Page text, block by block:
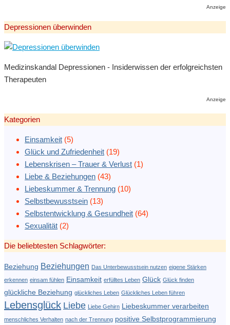
Anzeige
Depressionen überwinden
Medizinskandal Depressionen - Insiderwissen der erfolgreichsten
Therapeuten
Anzeige
Kategorien
Einsamkeit (5)
Glück und Zufriedenheit (19)
Lebenskrisen – Trauer & Verlust (1)
Liebe & Beziehungen (43)
Liebeskummer & Trennung (10)
Selbstbewusstsein (13)
Selbstentwicklung & Gesundheit (64)
Sexualität (2)
Die beliebtesten Schlagwörter:
Beziehung Beziehungen Das Unterbewusstsein nutzen eigene Stärken
erkennen einsam fühlen Einsamkeit erfülltes Leben Glück Glück finden
glückliche Beziehung glückliches Leben Glückliches Leben führen
Lebensglück Liebe Liebe Gehirn Liebeskummer verarbeiten
menschliches Verhalten nach der Trennung positive Selbstprogrammierung